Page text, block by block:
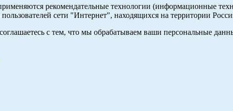
рекомендательные технологии (информационные
сети "Интернет", находящихся на территории
с тем, что мы обрабатываем ваши персональные